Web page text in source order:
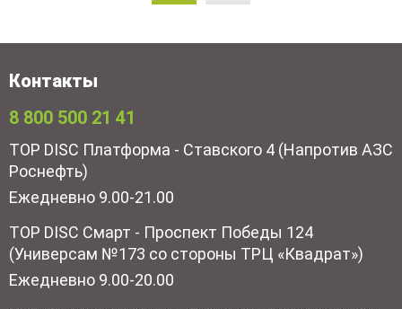
Контакты
8 800 500 21 41
TOP DISC Платформа - Ставского 4 (Напротив АЗС
Роснефть)
Ежедневно 9.00-21.00
TOP DISC Смарт - Проспект Победы 124
(Универсам №173 со стороны ТРЦ «Квадрат»)
Ежедневно 9.00-20.00